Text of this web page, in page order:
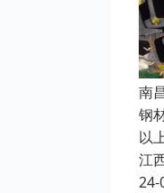
南
钢
以
江
24-